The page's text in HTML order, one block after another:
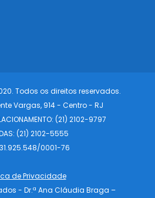
Todos os direitos reservados.
Vargas, 914 - Centro - RJ
(21) 2102-9797
(21) 2102-5555
0001-76
de Privacidade
- Dr.ª Ana Cláudia Braga –